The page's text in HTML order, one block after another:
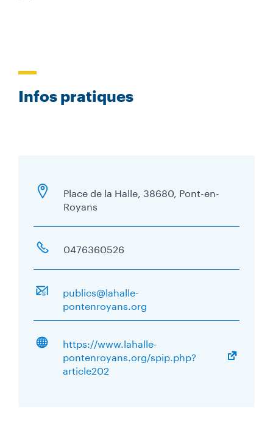
Infos pratiques
Place de la Halle, 38680, Pont-en-
Royans
0476360526
publics@lahalle-
pontenroyans.org
https://www.lahalle-
pontenroyans.org/spip.php?
article202